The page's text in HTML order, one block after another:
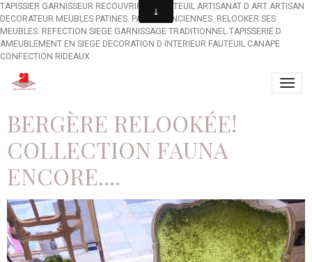
TAPISSIER GARNISSEUR RECOUVRIR UN FAUTEUIL ARTISANAT D ART ARTISAN
DECORATEUR MEUBLES PATINES. PATINES ANCIENNES. RELOOKER SES
MEUBLES. REFECTION SIEGE GARNISSAGE TRADITIONNEL TAPISSERIE D
AMEUBLEMENT EN SIEGE DECORATION D INTERIEUR FAUTEUIL CANAPE
CONFECTION RIDEAUX
BERGÈRE RELOOKÉE!
COLLECTION FAUNA
ENCORE....